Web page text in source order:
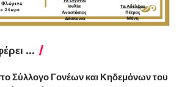
...
Σύλλογο Γονέων και Κηδεμόνων του